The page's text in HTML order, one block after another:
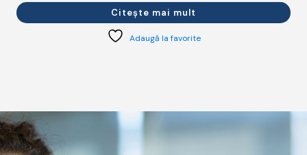
Citește mai mult
Adaugă la favorite